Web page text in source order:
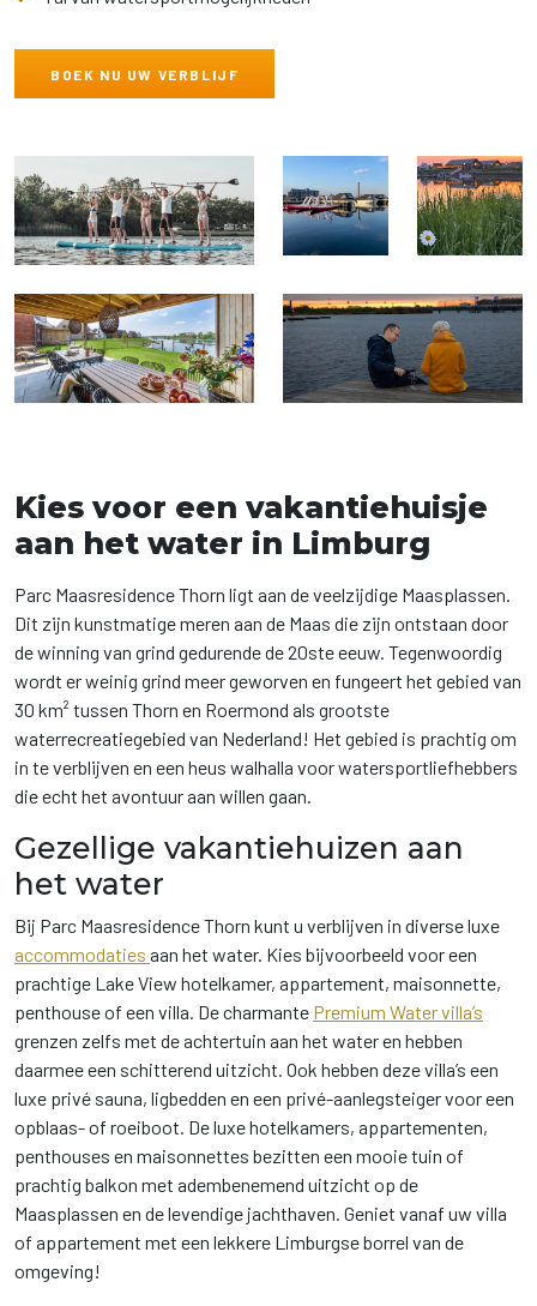
BOEK NU UW VERBLIJF
Kies voor een vakantiehuisje
aan het water in Limburg
Parc Maasresidence Thorn ligt aan de veelzijdige Maasplassen.
Dit zijn kunstmatige meren aan de Maas die zijn ontstaan door
de winning van grind gedurende de 20ste eeuw. Tegenwoordig
wordt er weinig grind meer geworven en fungeert het gebied van
30 km² tussen Thorn en Roermond als grootste
waterrecreatiegebied van Nederland! Het gebied is prachtig om
in te verblijven en een heus walhalla voor watersportliefhebbers
die echt het avontuur aan willen gaan.
Gezellige vakantiehuizen aan
het water
Bij Parc Maasresidence Thorn kunt u verblijven in diverse luxe
accommodaties aan het water. Kies bijvoorbeeld voor een
prachtige Lake View hotelkamer, appartement, maisonnette,
penthouse of een villa. De charmante Premium Water villa’s
grenzen zelfs met de achtertuin aan het water en hebben
daarmee een schitterend uitzicht. Ook hebben deze villa’s een
luxe privé sauna, ligbedden en een privé-aanlegsteiger voor een
opblaas- of roeiboot. De luxe hotelkamers, appartementen,
penthouses en maisonnettes bezitten een mooie tuin of
prachtig balkon met adembenemend uitzicht op de
Maasplassen en de levendige jachthaven. Geniet vanaf uw villa
of appartement met een lekkere Limburgse borrel van de
omgeving!